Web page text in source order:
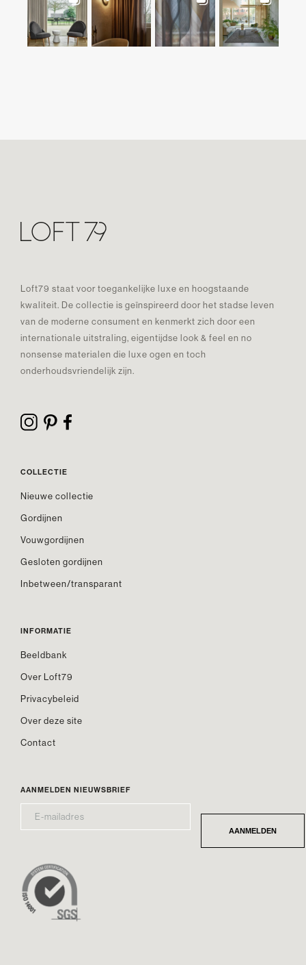
Loft79 staat voor toegankelijke luxe en hoogstaande
kwaliteit. De collectie is geïnspireerd door het stadse leven
van de moderne consument en kenmerkt zich door een
internationale uitstraling, eigentijdse look & feel en no
nonsense materialen die luxe ogen en toch
onderhoudsvriendelijk zijn.
COLLECTIE
Nieuwe collectie
Gordijnen
Vouwgordijnen
Gesloten gordijnen
Inbetween/transparant
INFORMATIE
Beeldbank
Over Loft79
Privacybeleid
Over deze site
Contact
AANMELDEN NIEUWSBRIEF
MAILADRES* AANMELDEN